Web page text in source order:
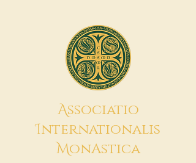
Associatio
Internationalis
MonAstica